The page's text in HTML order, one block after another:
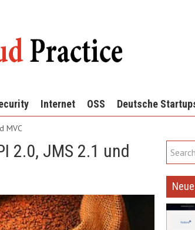
Internet OSS Deutsche
MVC
2.0, JMS 2.1 und